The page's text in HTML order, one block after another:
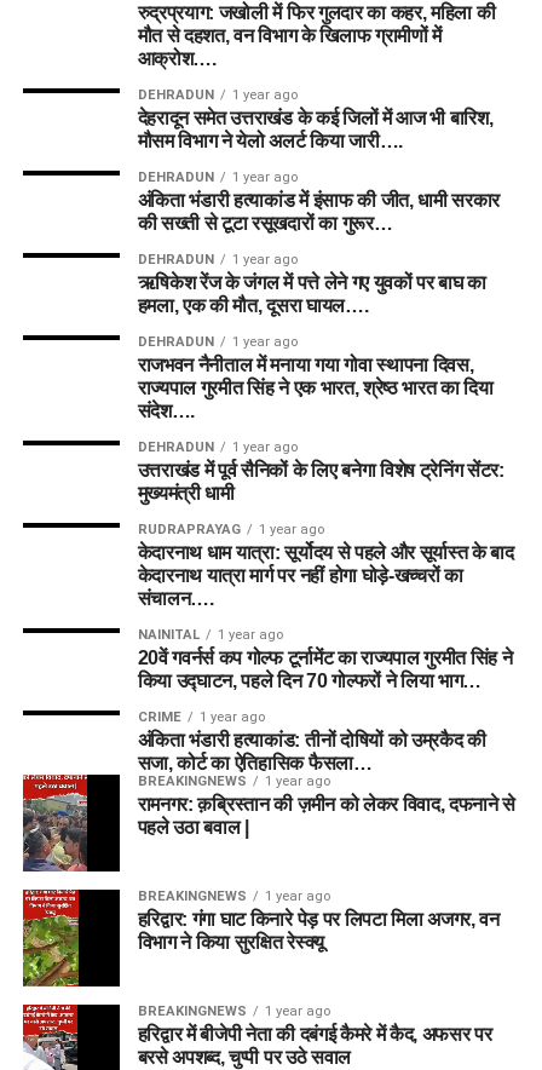
रुद्रप्रयाग: जखोली में फिर गुलदार का कहर, महिला की
मौत से दहशत, वन विभाग के खिलाफ ग्रामीणों में
आक्रोश….
DEHRADUN 1 year ago
देहरादून समेत उत्तराखंड के कई जिलों में आज भी बारिश,
मौसम विभाग ने येलो अलर्ट किया जारी….
DEHRADUN 1 year ago
अंकिता भंडारी हत्याकांड में इंसाफ की जीत, धामी सरकार
की सख्ती से टूटा रसूखदारों का गुरूर…
DEHRADUN 1 year ago
ऋषिकेश रेंज के जंगल में पत्ते लेने गए युवकों पर बाघ का
हमला, एक की मौत, दूसरा घायल….
DEHRADUN 1 year ago
राजभवन नैनीताल में मनाया गया गोवा स्थापना दिवस,
राज्यपाल गुरमीत सिंह ने एक भारत, श्रेष्ठ भारत का दिया
संदेश….
DEHRADUN 1 year ago
उत्तराखंड में पूर्व सैनिकों के लिए बनेगा विशेष ट्रेनिंग सेंटर:
मुख्यमंत्री धामी
RUDRAPRAYAG 1 year ago
केदारनाथ धाम यात्रा: सूर्योदय से पहले और सूर्यास्त के बाद
केदारनाथ यात्रा मार्ग पर नहीं होगा घोड़े-खच्चरों का
संचालन….
NAINITAL 1 year ago
20वें गवर्नर्स कप गोल्फ टूर्नामेंट का राज्यपाल गुरमीत सिंह ने
किया उद्घाटन, पहले दिन 70 गोल्फरों ने लिया भाग…
CRIME 1 year ago
अंकिता भंडारी हत्याकांड: तीनों दोषियों को उम्रकैद की
सजा, कोर्ट का ऐतिहासिक फैसला…
BREAKINGNEWS 1 year ago
रामनगर: क़ब्रिस्तान की ज़मीन को लेकर विवाद, दफनाने से
पहले उठा बवाल |
BREAKINGNEWS 1 year ago
हरिद्वार: गंगा घाट किनारे पेड़ पर लिपटा मिला अजगर, वन
विभाग ने किया सुरक्षित रेस्क्यू
BREAKINGNEWS 1 year ago
हरिद्वार में बीजेपी नेता की दबंगई कैमरे में कैद, अफसर पर
बरसे अपशब्द, चुप्पी पर उठे सवाल